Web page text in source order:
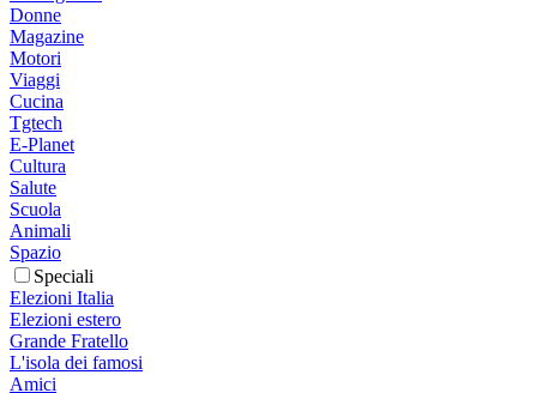
Donne
Magazine
Motori
Viaggi
Cucina
Tgtech
E-Planet
Cultura
Salute
Scuola
Animali
Spazio
Speciali
Elezioni Italia
Elezioni estero
Grande Fratello
L'isola dei famosi
Amici